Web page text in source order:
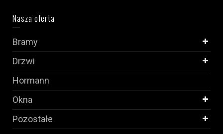
Nasza oferta
Bramy
Drzwi
Hormann
Okna
Pozostałe